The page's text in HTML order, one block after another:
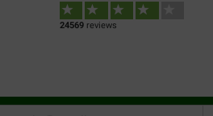
24569reviews